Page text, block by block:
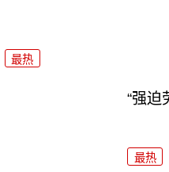
最热
“强迫
最热